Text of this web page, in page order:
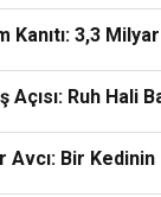
Kanıtı: 3,3
Açısı: Ruh
Bir Kedinin